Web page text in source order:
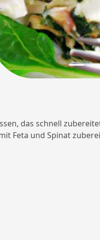
das schnell
Feta und Spinat